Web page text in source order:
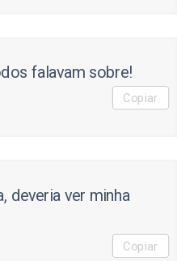
falavam sobre!
Copiar
deveria ver minha
Copiar